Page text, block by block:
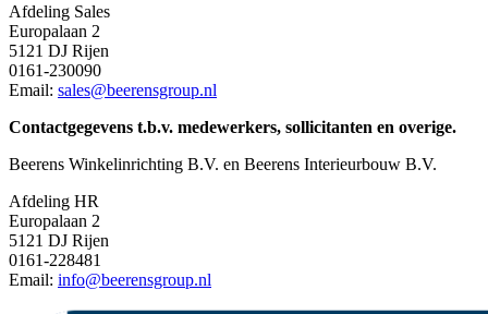
Afdeling Sales
Europalaan 2
5121 DJ Rijen
0161-230090
Email: sales@beerensgroup.nl
Contactgegevens t.b.v. medewerkers, sollicitanten en overige.
Beerens Winkelinrichting B.V. en Beerens Interieurbouw B.V.
Afdeling HR
Europalaan 2
5121 DJ Rijen
0161-228481
Email: info@beerensgroup.nl